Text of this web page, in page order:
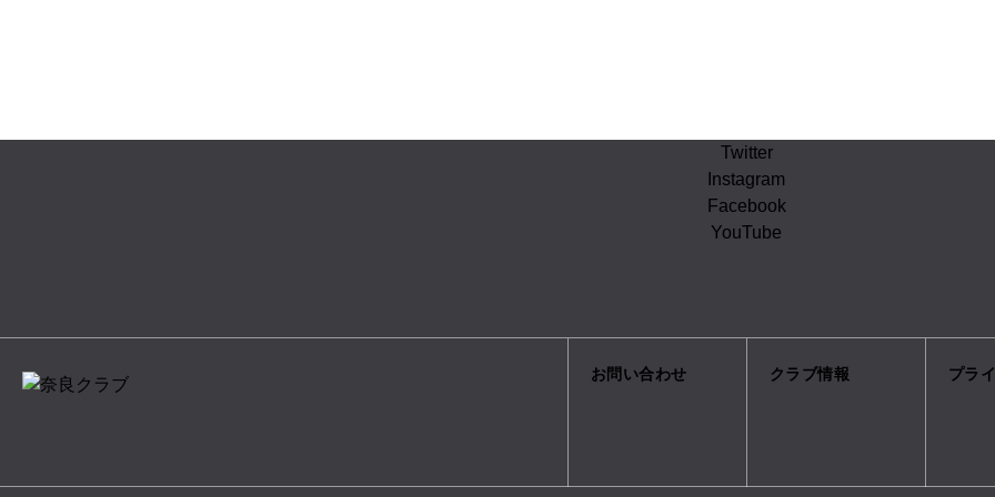
Twitter
Instagram
Facebook
YouTube
お問い合わせ クラブ情報 プラ